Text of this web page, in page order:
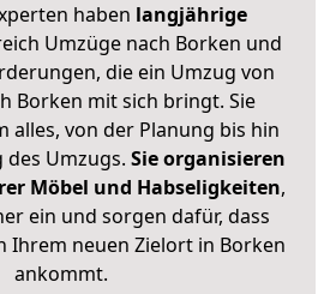
haben langjährige
Umzüge nach Borken und
die ein Umzug von
Borken mit sich bringt. Sie
alles, von der Planung bis hin
Umzugs. Sie organisieren
Möbel und Habseligkeiten,
ein und sorgen dafür, dass
Ihrem neuen Zielort in Borken
ankommt.